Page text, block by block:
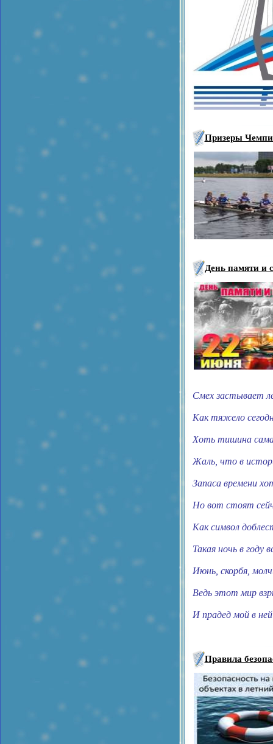
Призеры
День памяти и
Смех застывает
Как тяжело
Хоть тишина сама
Жаль, что в
Запаса времени
Но вот стоят
Как символ
Такая ночь в году
Июнь, скорбя,
Ведь этот мир
И прадед мой в
Правила